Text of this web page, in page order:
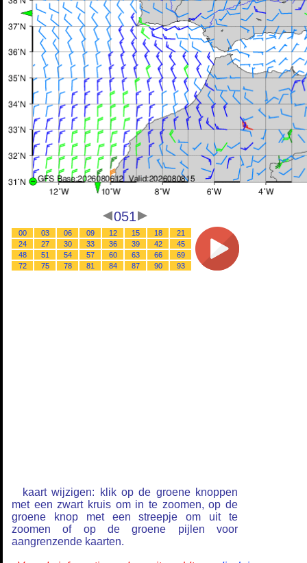
051
00 03 06 09 12 15 18
21
24
27 30 33 36 39 42
45
48
51 54 57 60 63 66
69
72
75 78 81 84 87 90 93
kaart wijzigen: klik op de groene knoppen
met een zwart kruis om in te zoomen, op de
groene knop met een streepje om uit te
zoomen of op de groene pijlen voor
aangrenzende kaarten.